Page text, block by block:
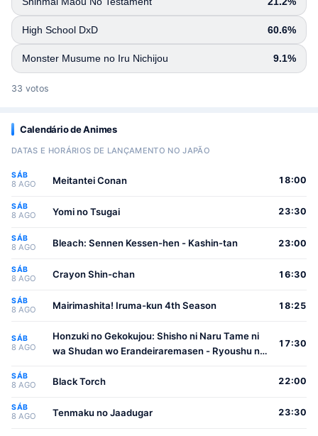
High School DxD 60.6%
Monster Musume no Iru Nichijou 9.1%
33 votos
Calendário de Animes
DATAS E HORÁRIOS DE LANÇAMENTO NO JAPÃO
SÁB
8 AGO Meitantei Conan 18:00
SÁB
8 AGO Yomi no Tsugai 23:30
SÁB
8 AGO Bleach: Sennen Kessen-hen - Kashin-tan 23:00
SÁB
8 AGO Crayon Shin-chan 16:30
SÁB
8 AGO Mairimashita! Iruma-kun 4th Season 18:25
SÁB
8 AGO
Honzuki no Gekokujou: Shisho ni Naru Tame ni
wa Shudan wo Erandeiraremasen - Ryoushu no
17:30
SÁB
8 AGO Black Torch 22:00
SÁB
8 AGO Tenmaku no Jaadugar 23:30